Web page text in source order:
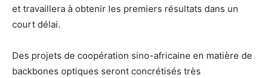
et travaillera à obtenir les premiers résultats dans un
court délai.
Des projets de coopération sino-africaine en matière de
backbones optiques seront concrétisés très